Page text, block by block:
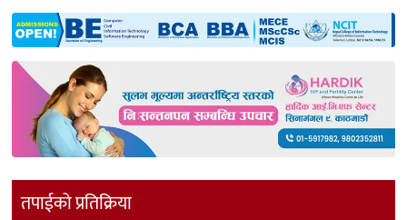
तपाईको प्रतिक्रिया